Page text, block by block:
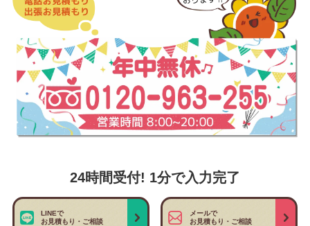
24時間受付! 1分で入力完了
LINEで
お見積もり・ご相談
メールで
お見積もり・ご相談